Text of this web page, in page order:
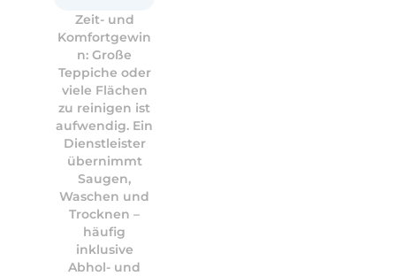
Zeit- und
Komfortgewin
n: Große
Teppiche oder
viele Flächen
zu reinigen ist
aufwendig. Ein
Dienstleister
übernimmt
Saugen,
Waschen und
Trocknen –
häufig
inklusive
Abhol- und